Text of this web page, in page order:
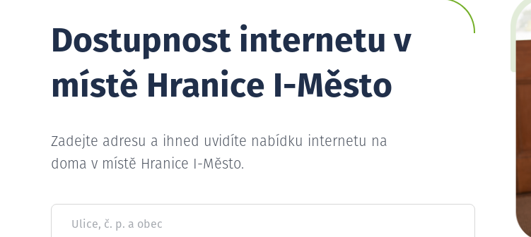
Dostupnost internetu v
místě Hranice I-Město
Zadejte adresu a ihned uvidíte nabídku internetu na
doma v místě Hranice I-Město.
Ulice, č. p. a obec